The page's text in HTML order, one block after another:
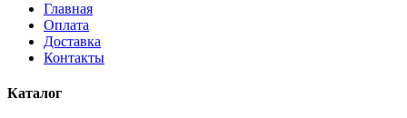
Главная
Оплата
Доставка
Контакты
Каталог